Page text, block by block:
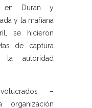
en Durán y
y la mañana
se hicieron
de captura
la autoridad
–